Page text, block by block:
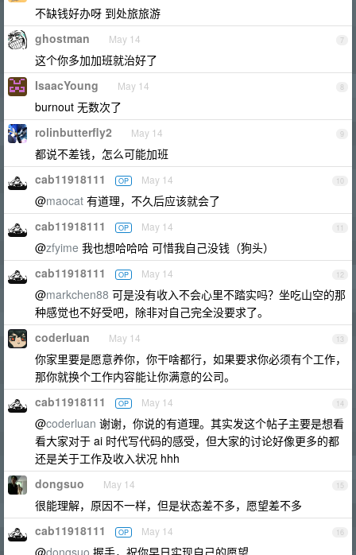
不缺钱好办呀 到处旅旅游
7
ghostman May 14
这个你多加加班就治好了
8
IsaacYoung May 14
burnout 无数次了
9
rolinbutterfly2 May 14
都说不差钱，怎么可能加班
10
cab11918111 OP May 14
@maocat 有道理，不久后应该就会了
11
cab11918111 OP May 14
@zfyime 我也想哈哈哈 可惜我自己没钱（狗头）
12
cab11918111 OP May 14
@markchen88 可是没有收入不会心里不踏实吗？坐吃山空的那
种感觉也不好受吧，除非对自己完全没要求了。
13
coderluan May 14
你家里要是愿意养你，你干啥都行，如果要求你必须有个工作，
那你就换个工作内容能让你满意的公司。
14
cab11918111 OP May 14
@coderluan 谢谢，你说的有道理。其实发这个帖子主要是想看
看大家对于 ai 时代写代码的感受，但大家的讨论好像更多的都
还是关于工作及收入状况 hhh
15
dongsuo May 14
很能理解，原因不一样，但是状态差不多，愿望差不多
16
cab11918111 OP May 14
@dongsuo 握手，祝你早日实现自己的愿望